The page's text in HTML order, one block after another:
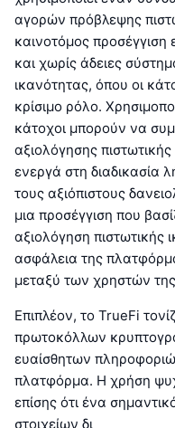
αγορών πρόβλεψης
καινοτόμος
και χωρίς άδειες
ικανότητας, όπου οι
κρίσιμο ρόλο.
κάτοχοι μπορούν να
αξιολόγησης
ενεργά στη διαδικασία
τους αξιόπιστους
μια προσέγγιση που
αξιολόγηση πιστωτικής
ασφάλεια της
μεταξύ των χρηστών
Επιπλέον, το TrueFi
πρωτοκόλλων
ευαίσθητων
πλατφόρμα. Η χρήση
επίσης ότι ένα
στοιχείων δι